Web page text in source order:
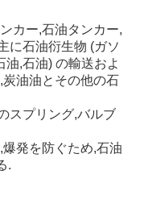
カー,石油タンカー,
に石油衍生物 (ガソ
油,石油) の輸送およ
油油とその他の石
スプリング,バルブ
発を防ぐため,石油
.